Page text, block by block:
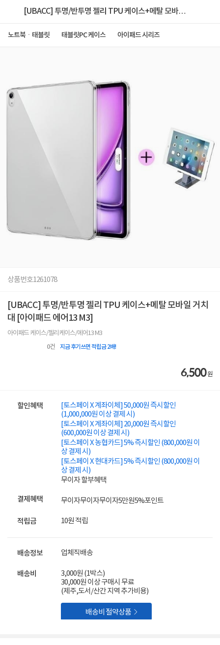
[UBACC] 투명/반투명 젤리 TPU 케이스+메탈 모바일
노트북ㆍ태블릿 태블릿PC 케이스 아이패드 시리즈
상품번호1261078
[UBACC] 투명/반투명 젤리 TPU 케이스+메탈 모바일 거치
대 [아이패드 에어13 M3]
아이패드 케이스/젤리케이스/에어13 M3
0건 지금 후기쓰면 적립금 2배!
6,500원
할인혜택
[토스페이 X 계좌이체] 50,000원 즉시할인
(1,000,000원 이상 결제 시)
[토스페이 X 계좌이체] 20,000원 즉시할인
(600,000원 이상 결제 시)
[토스페이 X 농협카드] 5% 즉시할인 (800,000원 이
상 결제 시)
[토스페이 X 현대카드] 5% 즉시할인 (800,000원 이
상 결제 시)
무이자 할부혜택
결제혜택 무이자무이자무이자5만원5%포인트
적립금 10원 적립
배송정보 업체직배송
배송비
3,000원 (1박스)
30,000원 이상 구매시 무료
(제주,도서/산간 지역 추가비용)
배송비 절약상품 